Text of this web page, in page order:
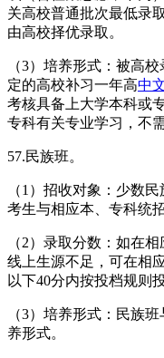
关高校普通批次最低录
由高校择优录取。
（3）培养形式：被高
定的高校补习一年高中
考核具备上大学本科或
专科有关专业学习，不
57.民族班。
（1）招收对象：少数
考生与相应本、专科统
（2）录取分数：如在
线上生源不足，可在相
以下40分内按投档规则
（3）培养形式：民族
养形式。